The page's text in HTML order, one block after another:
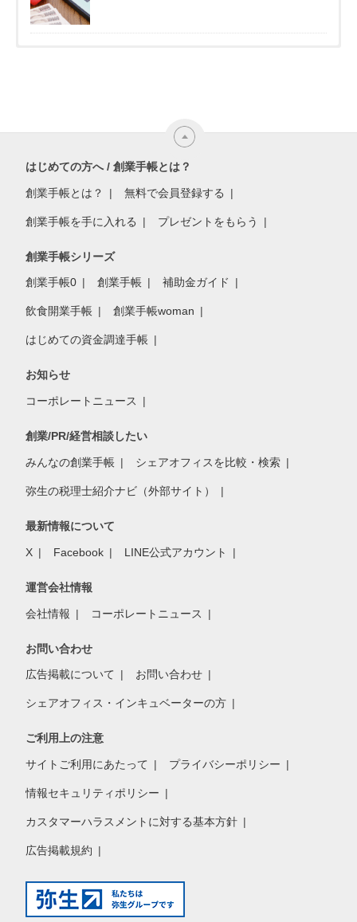
はじめての方へ / 創業手帳とは？
創業手帳とは？ 無料で会員登録する
創業手帳を手に入れる プレゼントをもらう
創業手帳シリーズ
創業手帳0 創業手帳 補助金ガイド
飲食開業手帳 創業手帳woman
はじめての資金調達手帳
お知らせ
コーポレートニュース
創業/PR/経営相談したい
みんなの創業手帳 シェアオフィスを比較・検索
弥生の税理士紹介ナビ（外部サイト）
最新情報について
X Facebook LINE公式アカウント
運営会社情報
会社情報 コーポレートニュース
お問い合わせ
広告掲載について お問い合わせ
シェアオフィス・インキュベーターの方
ご利用上の注意
サイトご利用にあたって プライバシーポリシー
情報セキュリティポリシー
カスタマーハラスメントに対する基本方針
広告掲載規約